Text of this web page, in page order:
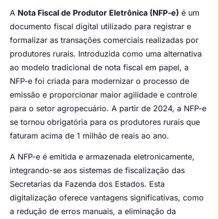
A Nota Fiscal de Produtor Eletrônica (NFP-e) é um
documento fiscal digital utilizado para registrar e
formalizar as transações comerciais realizadas por
produtores rurais. Introduzida como uma alternativa
ao modelo tradicional de nota fiscal em papel, a
NFP-e foi criada para modernizar o processo de
emissão e proporcionar maior agilidade e controle
para o setor agropecuário. A partir de 2024, a NFP-e
se tornou obrigatória para os produtores rurais que
faturam acima de 1 milhão de reais ao ano.
A NFP-e é emitida e armazenada eletronicamente,
integrando-se aos sistemas de fiscalização das
Secretarias da Fazenda dos Estados. Esta
digitalização oferece vantagens significativas, como
a redução de erros manuais, a eliminação da